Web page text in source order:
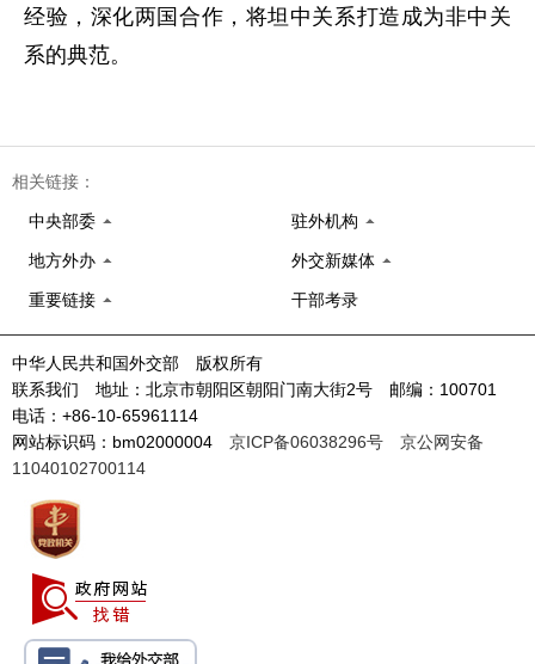
经验，深化两国合作，将坦中关系打造成为非中关
系的典范。
相关链接：
中央部委 驻外机构
地方外办 外交新媒体
重要链接 干部考录
中华人民共和国外交部 版权所有
联系我们 地址：北京市朝阳区朝阳门南大街2号 邮编：100701
电话：+86-10-65961114
网站标识码：bm02000004 京ICP备06038296号
京公网安备
11040102700114